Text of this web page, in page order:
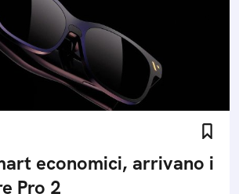
economici, arrivano i
Pro 2